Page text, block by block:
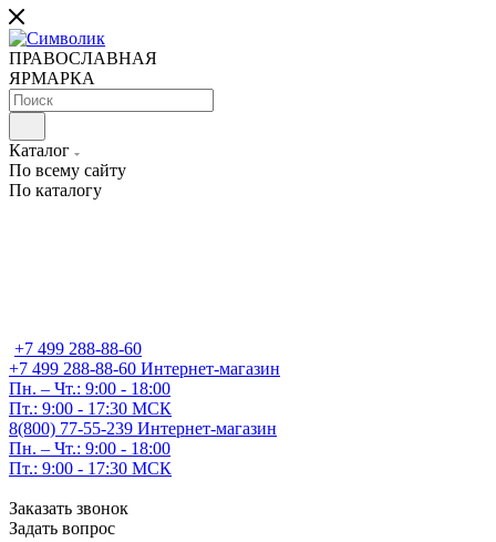
ПРАВОСЛАВНАЯ
ЯРМАРКА
Каталог
По всему сайту
По каталогу
+7 499 288-88-60
+7 499 288-88-60 Интернет-магазин
Пн. – Чт.: 9:00 - 18:00
Пт.: 9:00 - 17:30 МСК
8(800) 77-55-239 Интернет-магазин
Пн. – Чт.: 9:00 - 18:00
Пт.: 9:00 - 17:30 МСК
Заказать звонок
Задать вопрос